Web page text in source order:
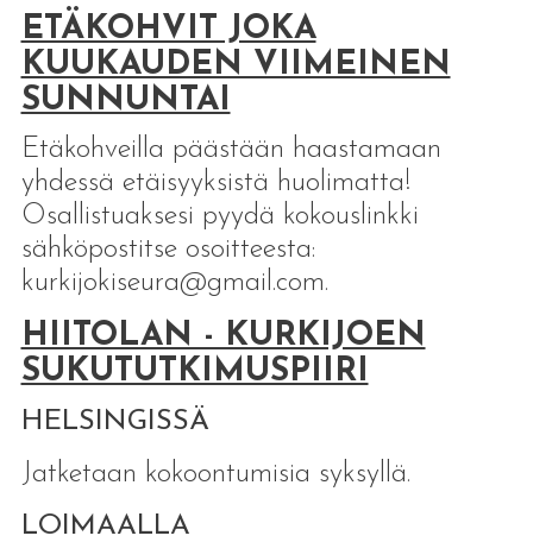
ETÄKOHVIT JOKA
KUUKAUDEN VIIMEINEN
SUNNUNTAI
Etäkohveilla päästään haastamaan
yhdessä etäisyyksistä huolimatta!
Osallistuaksesi pyydä kokouslinkki
sähköpostitse osoitteesta:
kurkijokiseura@gmail.com.
HIITOLAN - KURKIJOEN
SUKUTUTKIMUSPIIRI
HELSINGISSÄ
Jatketaan kokoontumisia syksyllä.
LOIMAALLA